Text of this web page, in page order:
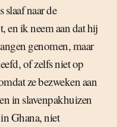
naar de
en ik neem aan dat hij
genomen, maar
of zelfs niet op
ze bezweken aan
in slavenpakhuizen
Ghana, niet